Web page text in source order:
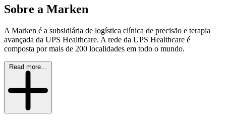
Sobre a Marken
A Marken é a subsidiária de logística clínica de precisão e terapia
avançada da UPS Healthcare. A rede da UPS Healthcare é
composta por mais de 200 localidades em todo o mundo.
Read more...